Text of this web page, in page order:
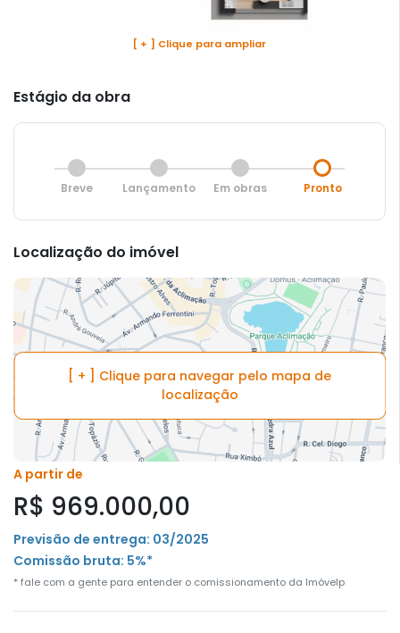
[ + ] Clique para ampliar
Estágio da obra
Breve Lançamento Em obras Pronto
Localização do imóvel
[ + ] Clique para navegar pelo mapa de
localização
A partir de
R$ 969.000,00
Previsão de entrega: 03/2025
Comissão bruta: 5%*
* fale com a gente para entender o comissionamento da Imóvelp